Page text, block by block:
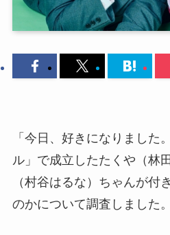
「今日、好きになりました
ル」で成立したたくや（林
（村谷はるな）ちゃんが付
のかについて調査しました。